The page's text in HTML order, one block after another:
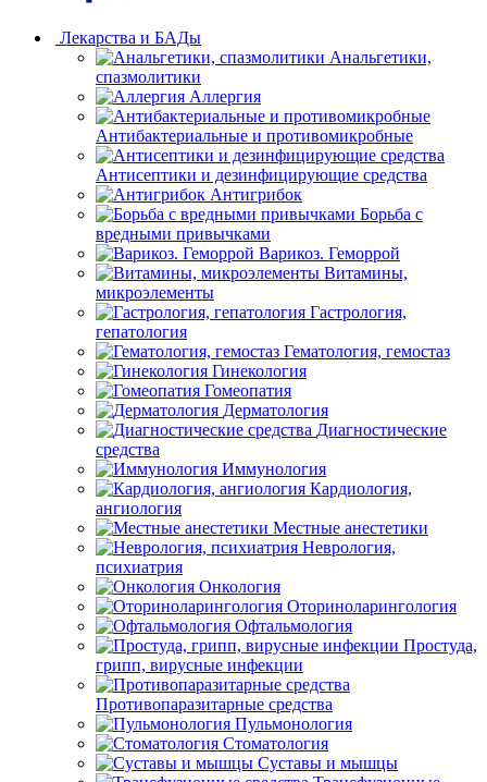
Лекарства и БАДы
Анальгетики,
спазмолитики
Аллергия
Антибактериальные и противомикробные
Антисептики и дезинфицирующие средства
Антигрибок
Борьба с
вредными привычками
Варикоз. Геморрой
Витамины,
микроэлементы
Гастрология,
гепатология
Гематология, гемостаз
Гинекология
Гомеопатия
Дерматология
Диагностические
средства
Иммунология
Кардиология,
ангиология
Местные анестетики
Неврология,
психиатрия
Онкология
Оториноларингология
Офтальмология
Простуда,
грипп, вирусные инфекции
Противопаразитарные средства
Пульмонология
Стоматология
Суставы и мышцы